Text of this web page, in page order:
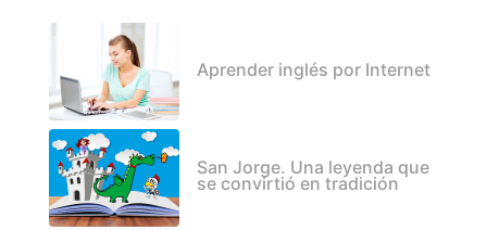
Aprender inglés por Internet
San Jorge. Una leyenda que
se convirtió en tradición